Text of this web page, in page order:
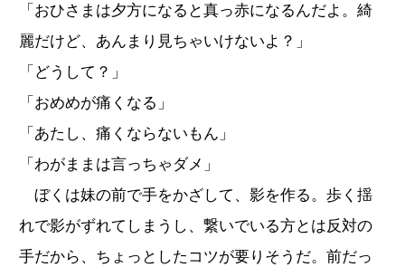
「おひさまは夕方になると真っ赤になるんだよ。綺
麗だけど、あんまり見ちゃいけないよ？」
「どうして？」
「おめめが痛くなる」
「あたし、痛くならないもん」
「わがままは言っちゃダメ」
ぼくは妹の前で手をかざして、影を作る。歩く揺
れで影がずれてしまうし、繋いでいる方とは反対の
手だから、ちょっとしたコツが要りそうだ。前だっ